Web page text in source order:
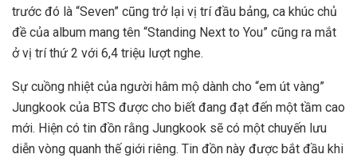
trước đó là “Seven” cũng trở lại vị trí đầu bảng, ca khúc chủ
đề của album mang tên “Standing Next to You” cũng ra mắt
ở vị trí thứ 2 với 6,4 triệu lượt nghe.
Sự cuồng nhiệt của người hâm mộ dành cho “em út vàng”
Jungkook của BTS được cho biết đang đạt đến một tầm cao
mới. Hiện có tin đồn rằng Jungkook sẽ có một chuyến lưu
diễn vòng quanh thế giới riêng. Tin đồn này được bắt đầu khi